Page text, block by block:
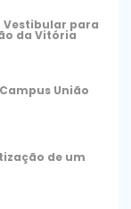
Vestibular para
da Vitória
União
de um